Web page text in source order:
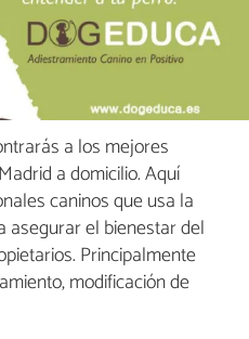
a los mejores
a domicilio. Aquí
caninos que usa la
asegurar el bienestar del
Principalmente
modificación de